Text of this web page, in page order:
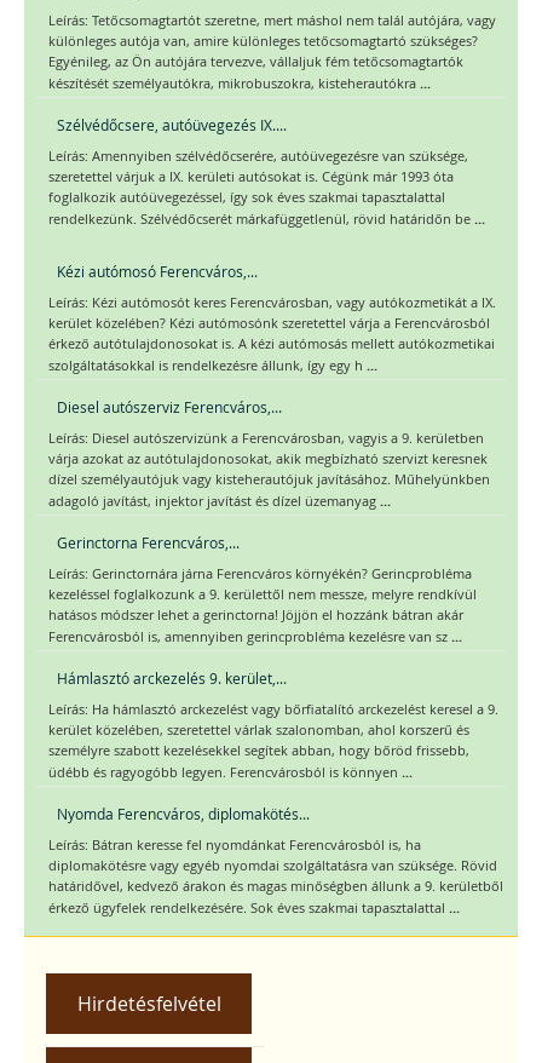
Leírás: Tetőcsomagtartót szeretne, mert máshol nem talál autójára, vagy
különleges autója van, amire különleges tetőcsomagtartó szükséges?
Egyénileg, az Ön autójára tervezve, vállaljuk fém tetőcsomagtartók
készítését személyautókra, mikrobuszokra, kisteherautókra ...
Szélvédőcsere, autóüvegezés IX....
Leírás: Amennyiben szélvédőcserére, autóüvegezésre van szüksége,
szeretettel várjuk a IX. kerületi autósokat is. Cégünk már 1993 óta
foglalkozik autóüvegezéssel, így sok éves szakmai tapasztalattal
rendelkezünk. Szélvédőcserét márkafüggetlenül, rövid határidőn be ...
Kézi autómosó Ferencváros,...
Leírás: Kézi autómosót keres Ferencvárosban, vagy autókozmetikát a IX.
kerület közelében? Kézi autómosónk szeretettel várja a Ferencvárosból
érkező autótulajdonosokat is. A kézi autómosás mellett autókozmetikai
szolgáltatásokkal is rendelkezésre állunk, így egy h ...
Diesel autószerviz Ferencváros,...
Leírás: Diesel autószervizünk a Ferencvárosban, vagyis a 9. kerületben
várja azokat az autótulajdonosokat, akik megbízható szervizt keresnek
dízel személyautójuk vagy kisteherautójuk javításához. Műhelyünkben
adagoló javítást, injektor javítást és dízel üzemanyag ...
Gerinctorna Ferencváros,...
Leírás: Gerinctornára járna Ferencváros környékén? Gerincprobléma
kezeléssel foglalkozunk a 9. kerülettől nem messze, melyre rendkívül
hatásos módszer lehet a gerinctorna! Jöjjön el hozzánk bátran akár
Ferencvárosból is, amennyiben gerincprobléma kezelésre van sz ...
Hámlasztó arckezelés 9. kerület,...
Leírás: Ha hámlasztó arckezelést vagy bőrfiatalító arckezelést keresel a 9.
kerület közelében, szeretettel várlak szalonomban, ahol korszerű és
személyre szabott kezelésekkel segítek abban, hogy bőröd frissebb,
üdébb és ragyogóbb legyen. Ferencvárosból is könnyen ...
Nyomda Ferencváros, diplomakötés...
Leírás: Bátran keresse fel nyomdánkat Ferencvárosból is, ha
diplomakötésre vagy egyéb nyomdai szolgáltatásra van szüksége. Rövid
határidővel, kedvező árakon és magas minőségben állunk a 9. kerületből
érkező ügyfelek rendelkezésére. Sok éves szakmai tapasztalattal ...
Hirdetésfelvétel